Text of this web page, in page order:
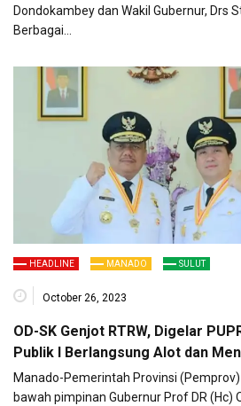
Dondokambey dan Wakil Gubernur, Drs
Berbagai…
HEADLINE MANADO SULUT
October 26, 2023
OD-SK Genjot RTRW, Digelar
Publik I Berlangsung Alot dan
Manado-Pemerintah Provinsi
bawah pimpinan Gubernur Prof DR (Hc)